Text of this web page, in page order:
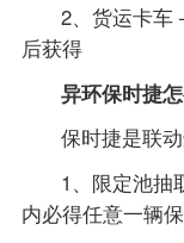
2、货运卡车
后获得
异环保时捷
保时捷是联
1、限定池抽
内必得任意一辆